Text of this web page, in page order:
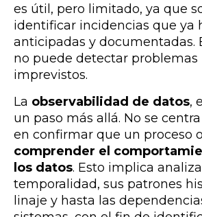
es útil, pero limitado, ya que
identificar incidencias que ya
anticipadas y documentadas.
no puede detectar problemas
imprevistos.
La observabilidad de datos,
un paso más allá. No se
en confirmar que un proceso
comprender el
los datos. Esto implica
temporalidad, sus patrones
linaje y hasta las